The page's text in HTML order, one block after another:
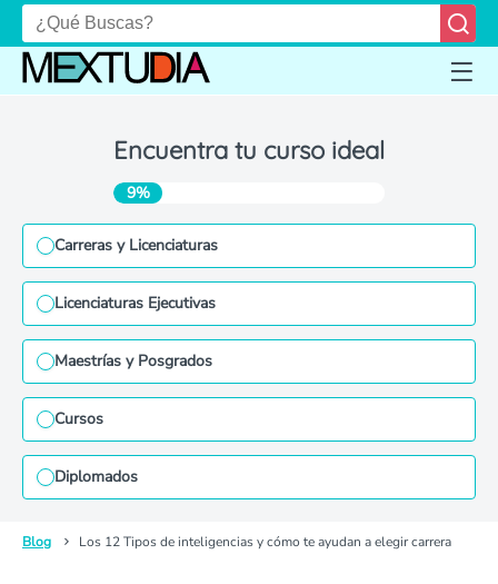
Encuentra tu curso ideal
9%
Carreras y Licenciaturas
Licenciaturas Ejecutivas
Maestrías y Posgrados
Cursos
Diplomados
Blog Los 12 Tipos de inteligencias y cómo te ayudan a elegir carrera